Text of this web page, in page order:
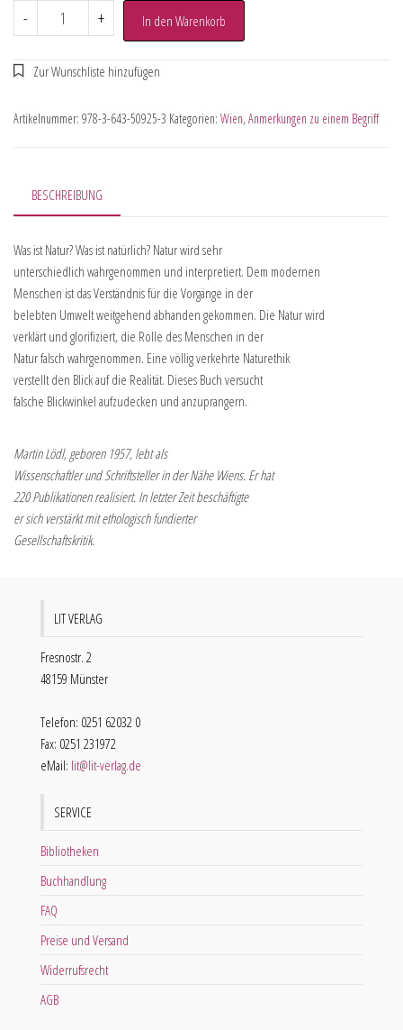
- + In den Warenkorb
Artikelnummer: 978-3-643-50925-3 Kategorien: Wien, Anmerkungen zu einem Begriff
BESCHREIBUNG
Was ist Natur? Was ist natürlich? Natur wird sehr
unterschiedlich wahrgenommen und interpretiert. Dem modernen
Menschen ist das Verständnis für die Vorgänge in der
belebten Umwelt weitgehend abhanden gekommen. Die Natur wird
verklärt und glorifiziert, die Rolle des Menschen in der
Natur falsch wahrgenommen. Eine völlig verkehrte Naturethik
verstellt den Blick auf die Realität. Dieses Buch versucht
falsche Blickwinkel aufzudecken und anzuprangern.
Martin Lödl, geboren 1957, lebt als
Wissenschaftler und Schriftsteller in der Nähe Wiens. Er hat
220 Publikationen realisiert. In letzter Zeit beschäftigte
er sich verstärkt mit ethologisch fundierter
Gesellschaftskritik.
LIT VERLAG
Fresnostr. 2
48159 Münster
Telefon: 0251 62032 0
Fax: 0251 231972
eMail: lit@lit-verlag.de
SERVICE
Bibliotheken
Buchhandlung
FAQ
Preise und Versand
Widerrufsrecht
AGB